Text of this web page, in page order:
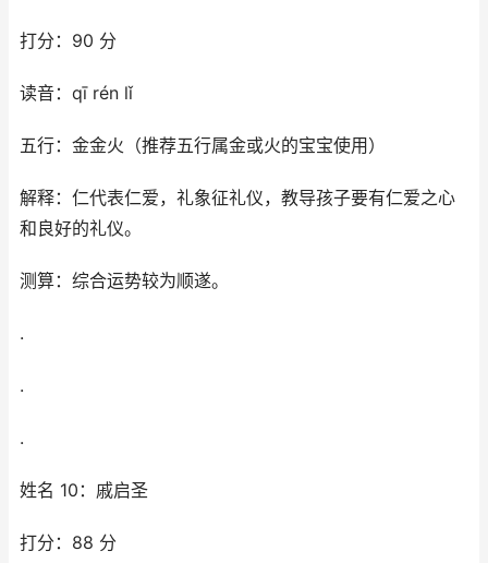
打分：90 分
读音：qī rén lǐ
五行：金金火（推荐五行属金或火的宝宝使用）
解释：仁代表仁爱，礼象征礼仪，教导孩子要有仁爱之心
和良好的礼仪。
测算：综合运势较为顺遂。
.
.
.
姓名 10：戚启圣
打分：88 分